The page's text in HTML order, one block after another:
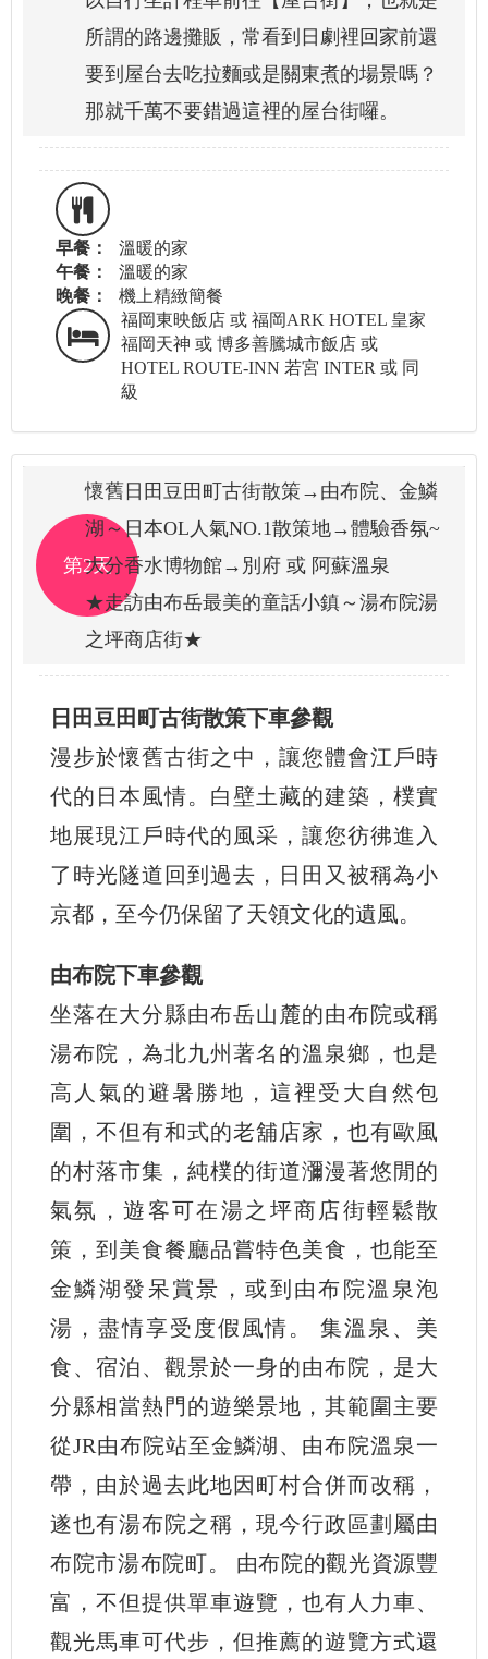
所謂的路邊攤販，常看到日劇裡回家前還
要到屋台去吃拉麵或是關東煮的場景嗎？
那就千萬不要錯過這裡的屋台街囉。
早餐：
溫暖的家
午餐：
溫暖的家
晚餐：
機上精緻簡餐
福岡東映飯店 或 福岡ARK HOTEL 皇家
福岡天神 或 博多善騰城市飯店 或
HOTEL ROUTE-INN 若宮 INTER 或 同
級
第2天
懷舊日田豆田町古街散策→由布院、金鱗
湖～日本OL人氣NO.1散策地→體驗香氛~
大分香水博物館→別府 或 阿蘇溫泉
★走訪由布岳最美的童話小鎮～湯布院湯
之坪商店街★
日田豆田町古街散策下車參觀
漫步於懷舊古街之中，讓您體會江戶時
代的日本風情。白壁土藏的建築，樸實
地展現江戶時代的風采，讓您彷彿進入
了時光隧道回到過去，日田又被稱為小
京都，至今仍保留了天領文化的遺風。
由布院下車參觀
坐落在大分縣由布岳山麓的由布院或稱
湯布院，為北九州著名的溫泉鄉，也是
高人氣的避暑勝地，這裡受大自然包
圍，不但有和式的老舖店家，也有歐風
的村落市集，純樸的街道瀰漫著悠閒的
氣氛，遊客可在湯之坪商店街輕鬆散
策，到美食餐廳品嘗特色美食，也能至
金鱗湖發呆賞景，或到由布院溫泉泡
湯，盡情享受度假風情。 集溫泉、美
食、宿泊、觀景於一身的由布院，是大
分縣相當熱門的遊樂景地，其範圍主要
從JR由布院站至金鱗湖、由布院溫泉一
帶，由於過去此地因町村合併而改稱，
遂也有湯布院之稱，現今行政區劃屬由
布院市湯布院町。 由布院的觀光資源豐
富，不但提供單車遊覽，也有人力車、
觀光馬車可代步，但推薦的遊覽方式還